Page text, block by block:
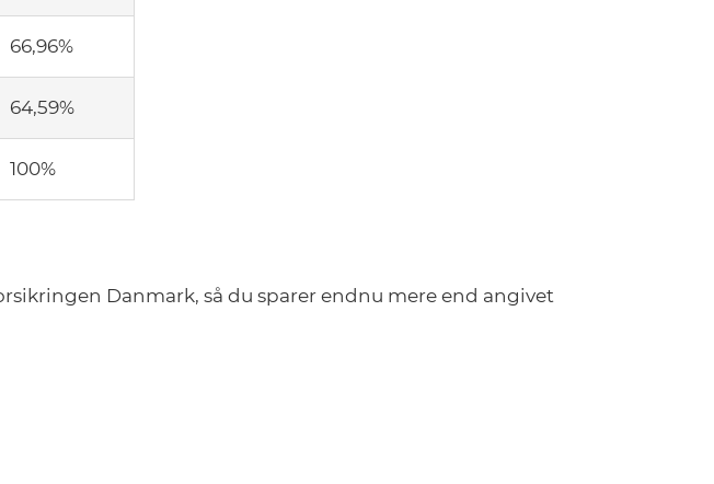
66,96%
64,59%
100%
Danmark, så du sparer endnu mere end angivet